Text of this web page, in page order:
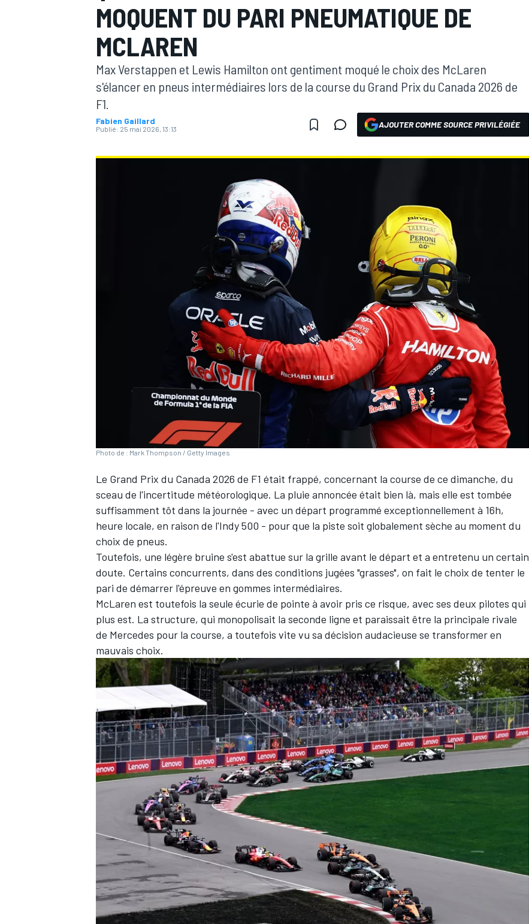
MOTOGP
WEC
MOQUENT DU PARI PNEUMATIQUE DE
MCLAREN
Max Verstappen et Lewis Hamilton ont gentiment moqué le choix des McLaren
s'élancer en pneus intermédiaires lors de la course du Grand Prix du Canada 2026 de
F1.
Fabien Gaillard
Publié: 25 mai 2026, 13:13 AJOUTER COMME SOURCE PRIVILÉGIÉE
Photo de : Mark Thompson / Getty Images
Le Grand Prix du Canada 2026 de F1 était frappé, concernant la course de ce dimanche, du
sceau de l'incertitude météorologique. La pluie annoncée était bien là, mais elle est tombée
suffisamment tôt dans la journée - avec un départ programmé exceptionnellement à 16h,
heure locale, en raison de l'Indy 500 - pour que la piste soit globalement sèche au moment du
choix de pneus.
Toutefois, une légère bruine s'est abattue sur la grille avant le départ et a entretenu un certain
doute. Certains concurrents, dans des conditions jugées "grasses", on fait le choix de tenter le
pari de démarrer l'épreuve en gommes intermédiaires.
McLaren est toutefois la seule écurie de pointe à avoir pris ce risque, avec ses deux pilotes qui
plus est. La structure, qui monopolisait la seconde ligne et paraissait être la principale rivale
de Mercedes pour la course, a toutefois vite vu sa décision audacieuse se transformer en
mauvais choix.